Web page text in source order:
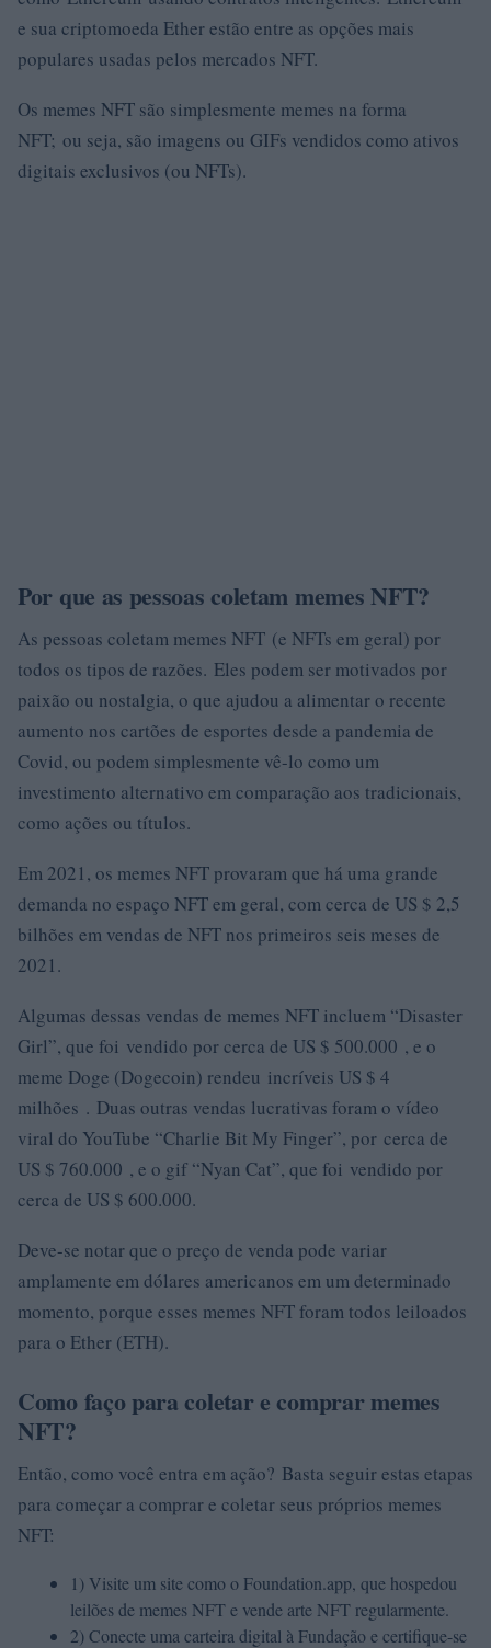
e sua criptomoeda Ether estão entre as opções mais
populares usadas pelos mercados NFT.
Os memes NFT são simplesmente memes na forma
NFT; ou seja, são imagens ou GIFs vendidos como ativos
digitais exclusivos (ou NFTs).
Por que as pessoas coletam memes NFT?
As pessoas coletam memes NFT (e NFTs em geral) por
todos os tipos de razões. Eles podem ser motivados por
paixão ou nostalgia, o que ajudou a alimentar o recente
aumento nos cartões de esportes desde a pandemia de
Covid, ou podem simplesmente vê-lo como um
investimento alternativo em comparação aos tradicionais,
como ações ou títulos.
Em 2021, os memes NFT provaram que há uma grande
demanda no espaço NFT em geral, com cerca de US $ 2,5
bilhões em vendas de NFT nos primeiros seis meses de
2021.
Algumas dessas vendas de memes NFT incluem “Disaster
Girl”, que foi vendido por cerca de US $ 500.000 , e o
meme Doge (Dogecoin) rendeu incríveis US $ 4
milhões . Duas outras vendas lucrativas foram o vídeo
viral do YouTube “Charlie Bit My Finger”, por cerca de
US $ 760.000 , e o gif “Nyan Cat”, que foi vendido por
cerca de US $ 600.000.
Deve-se notar que o preço de venda pode variar
amplamente em dólares americanos em um determinado
momento, porque esses memes NFT foram todos leiloados
para o Ether (ETH).
Como faço para coletar e comprar memes
NFT?
Então, como você entra em ação? Basta seguir estas etapas
para começar a comprar e coletar seus próprios memes
NFT:
1) Visite um site como o Foundation.app, que hospedou
leilões de memes NFT e vende arte NFT regularmente.
2) Conecte uma carteira digital à Fundação e certifique-se